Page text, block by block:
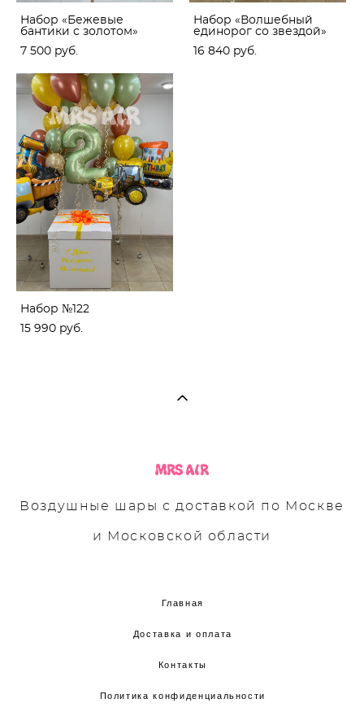
Набор «Бежевые
бантики с золотом»
7 500 pуб.
Набор «Волшебный
единорог со звездой»
16 840 pуб.
Набор №122
15 990 pуб.
Воздушные шары с доставкой по Москве
и Московской области
Главная
Доставка и оплата
Контакты
Политика конфиденциальности